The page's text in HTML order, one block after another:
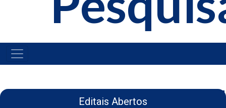
NAVEGAÇÃO
PRINCIPAL
Editais Abertos